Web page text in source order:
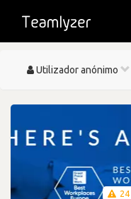
Toggle
Utilizador anónimo